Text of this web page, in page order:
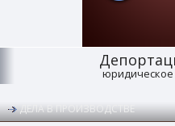
ДЕЛА В ПРОИЗВОДСТВЕ